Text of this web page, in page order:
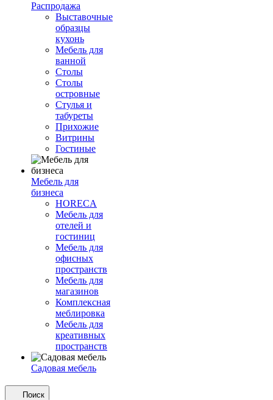
Распродажа
Выставочные
образцы
кухонь
Мебель для
ванной
Столы
Столы
островные
Стулья и
табуреты
Прихожие
Витрины
Гостиные
Мебель для
бизнеса
HORECA
Мебель для
отелей и
гостиниц
Мебель для
офисных
пространств
Мебель для
магазинов
Комплексная
меблировка
Мебель для
креативных
пространств
Садовая мебель
Поиск